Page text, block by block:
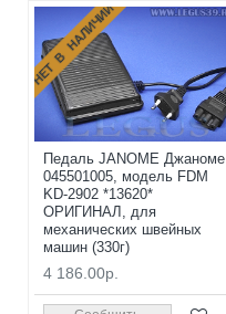
НЕТ В НАЛИЧИИ
Педаль JANOME Джаноме
045501005, модель FDM
KD-2902 *13620*
ОРИГИНАЛ, для
механических швейных
машин (330г)
4 186.00р.